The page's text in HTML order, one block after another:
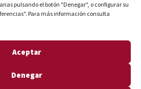
pulsando el botón "Denegar", o configurar su
Para más información consulta
Aceptar
Denegar
Aviso legal
Política de cookies